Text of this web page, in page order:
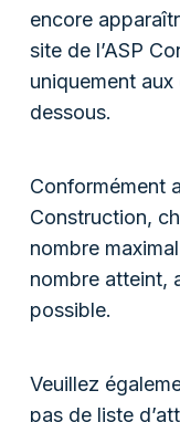
encore
site de l’ASP
uniquement
dessous.
Conformément
Construction,
nombre
nombre atteint,
possible.
Veuillez
pas de liste